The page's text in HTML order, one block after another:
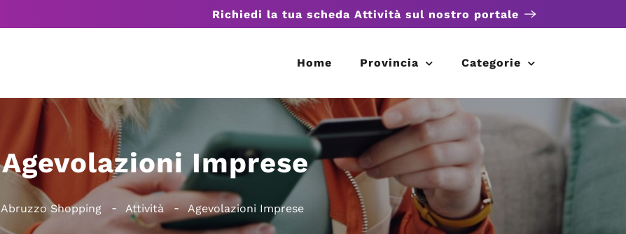
Richiedi la tua scheda Attività sul nostro portale
Home Provincia Categorie
Agevolazioni Imprese
Abruzzo Shopping Attività Agevolazioni Imprese